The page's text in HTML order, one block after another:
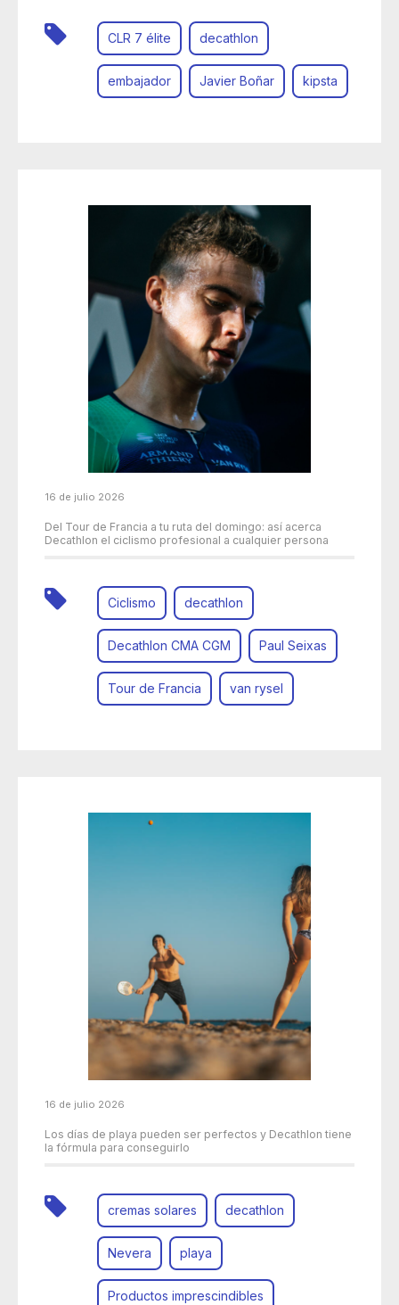
CLR 7 élite decathlon
embajador Javier Boñar kipsta
16 de julio 2026
Del Tour de Francia a tu ruta del domingo: así acerca
Decathlon el ciclismo profesional a cualquier persona
Ciclismo decathlon
Decathlon CMA CGM Paul Seixas
Tour de Francia van rysel
16 de julio 2026
Los días de playa pueden ser perfectos y Decathlon tiene
la fórmula para conseguirlo
cremas solares decathlon
Nevera playa
Productos imprescindibles